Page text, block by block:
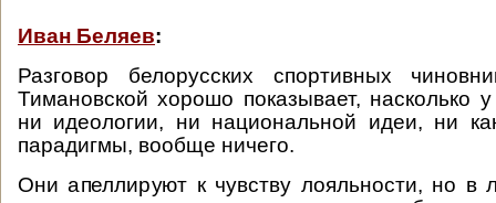
Иван Беляев:
Разговор белорусских спортивных
Тимановской хорошо показывает, насколько
ни идеологии, ни национальной идеи, ни
парадигмы, вообще ничего.
Они апеллируют к чувству лояльности, но в